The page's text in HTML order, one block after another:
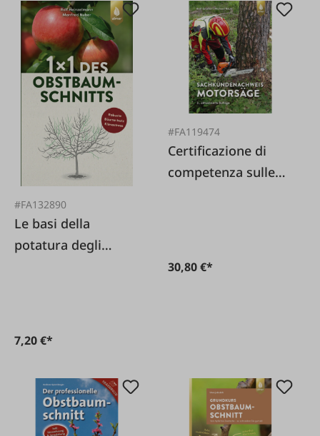
#FA132890
Le basi della
potatura degli
7,20 €*
#FA119474
Certificazione di
competenza sulle
30,80 €*